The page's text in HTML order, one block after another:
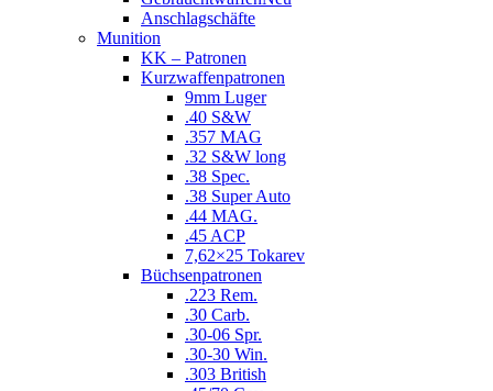
Anschlagschäfte
Munition
KK – Patronen
Kurzwaffenpatronen
9mm Luger
.40 S&W
.357 MAG
.32 S&W long
.38 Spec.
.38 Super Auto
.44 MAG.
.45 ACP
7,62×25 Tokarev
Büchsenpatronen
.223 Rem.
.30 Carb.
.30-06 Spr.
.30-30 Win.
.303 British